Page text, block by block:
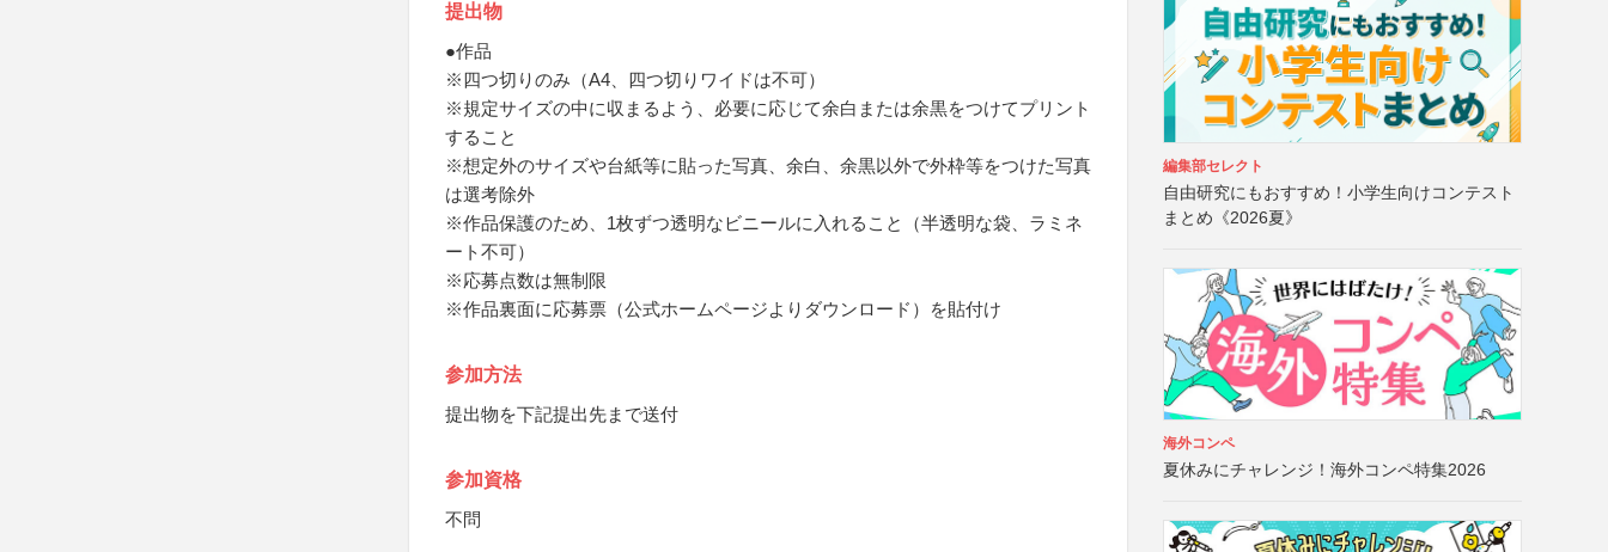
提出物
●作品
※四つ切りのみ（A4、四つ切りワイドは不可）
※規定サイズの中に収まるよう、必要に応じて余白または余黒をつけてプリント
すること
※想定外のサイズや台紙等に貼った写真、余白、余黒以外で外枠等をつけた写真
は選考除外
※作品保護のため、1枚ずつ透明なビニールに入れること（半透明な袋、ラミネ
ート不可）
※応募点数は無制限
※作品裏面に応募票（公式ホームページよりダウンロード）を貼付け
参加方法
提出物を下記提出先まで送付
参加資格
不問
編集部セレクト
自由研究にもおすすめ！小学生向けコンテスト
まとめ《2026夏》
海外コンペ
夏休みにチャレンジ！海外コンペ特集2026